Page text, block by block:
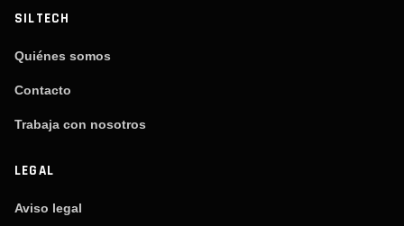
SILTECH
Quiénes somos
Contacto
Trabaja con nosotros
LEGAL
Aviso legal